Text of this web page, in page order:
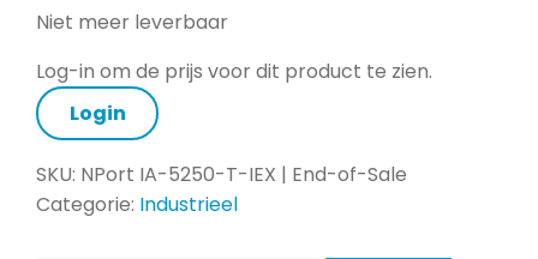
Niet meer leverbaar
Log-in om de prijs voor dit product te zien.
Login
SKU: NPort IA-5250-T-IEX | End-of-Sale
Categorie: Industrieel